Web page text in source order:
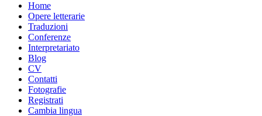
Home
Opere letterarie
Traduzioni
Conferenze
Interpretariato
Blog
CV
Contatti
Fotografie
Registrati
Cambia lingua